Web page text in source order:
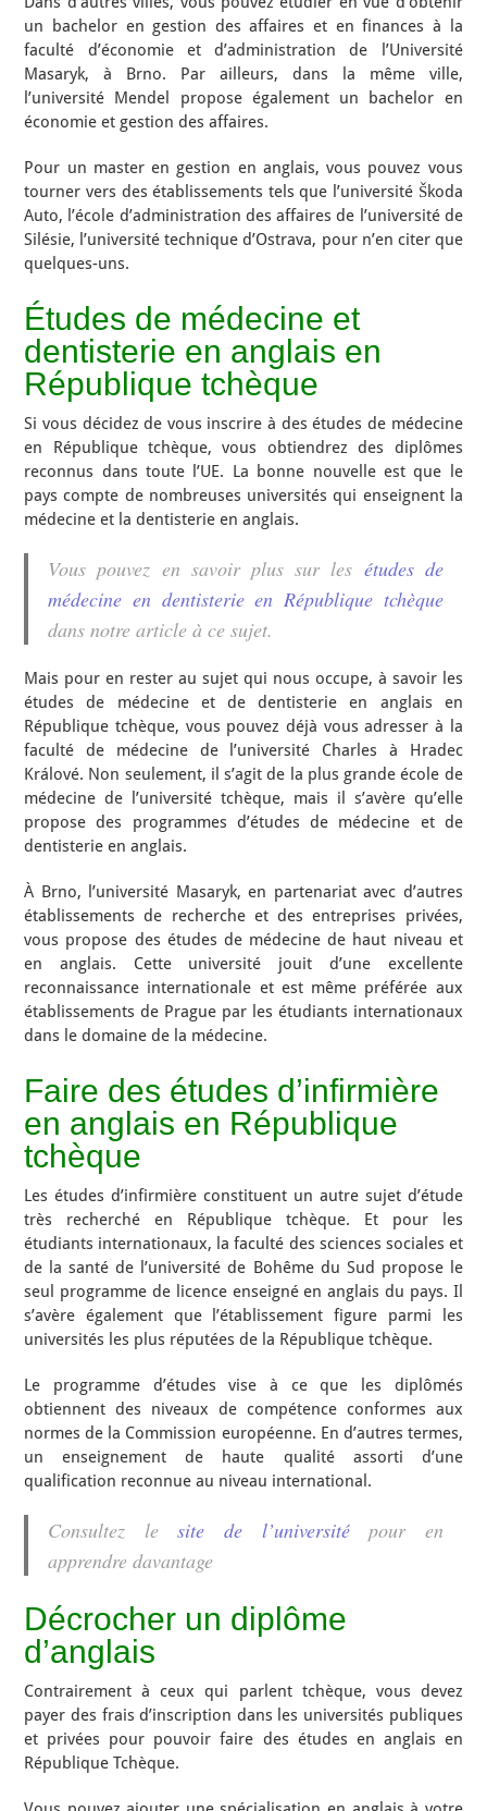
un bachelor en gestion des affaires et en finances à la
faculté d’économie et d’administration de l’Université
Masaryk, à Brno. Par ailleurs, dans la même ville,
l’université Mendel propose également un bachelor en
économie et gestion des affaires.
Pour un master en gestion en anglais, vous pouvez vous
tourner vers des établissements tels que l’université Škoda
Auto, l’école d’administration des affaires de l’université de
Silésie, l’université technique d’Ostrava, pour n’en citer que
quelques-uns.
Études de médecine et
dentisterie en anglais en
République tchèque
Si vous décidez de vous inscrire à des études de médecine
en République tchèque, vous obtiendrez des diplômes
reconnus dans toute l’UE. La bonne nouvelle est que le
pays compte de nombreuses universités qui enseignent la
médecine et la dentisterie en anglais.
Vous pouvez en savoir plus sur les études de
médecine en dentisterie en République tchèque
dans notre article à ce sujet.
Mais pour en rester au sujet qui nous occupe, à savoir les
études de médecine et de dentisterie en anglais en
République tchèque, vous pouvez déjà vous adresser à la
faculté de médecine de l’université Charles à Hradec
Králové. Non seulement, il s’agit de la plus grande école de
médecine de l’université tchèque, mais il s’avère qu’elle
propose des programmes d’études de médecine et de
dentisterie en anglais.
À Brno, l’université Masaryk, en partenariat avec d’autres
établissements de recherche et des entreprises privées,
vous propose des études de médecine de haut niveau et
en anglais. Cette université jouit d’une excellente
reconnaissance internationale et est même préférée aux
établissements de Prague par les étudiants internationaux
dans le domaine de la médecine.
Faire des études d’infirmière
en anglais en République
tchèque
Les études d’infirmière constituent un autre sujet d’étude
très recherché en République tchèque. Et pour les
étudiants internationaux, la faculté des sciences sociales et
de la santé de l’université de Bohême du Sud propose le
seul programme de licence enseigné en anglais du pays. Il
s’avère également que l’établissement figure parmi les
universités les plus réputées de la République tchèque.
Le programme d’études vise à ce que les diplômés
obtiennent des niveaux de compétence conformes aux
normes de la Commission européenne. En d’autres termes,
un enseignement de haute qualité assorti d’une
qualification reconnue au niveau international.
Consultez lesite de l’universitépour en
apprendre davantage
Décrocher un diplôme
d’anglais
Contrairement à ceux qui parlent tchèque, vous devez
payer des frais d’inscription dans les universités publiques
et privées pour pouvoir faire des études en anglais en
République Tchèque.